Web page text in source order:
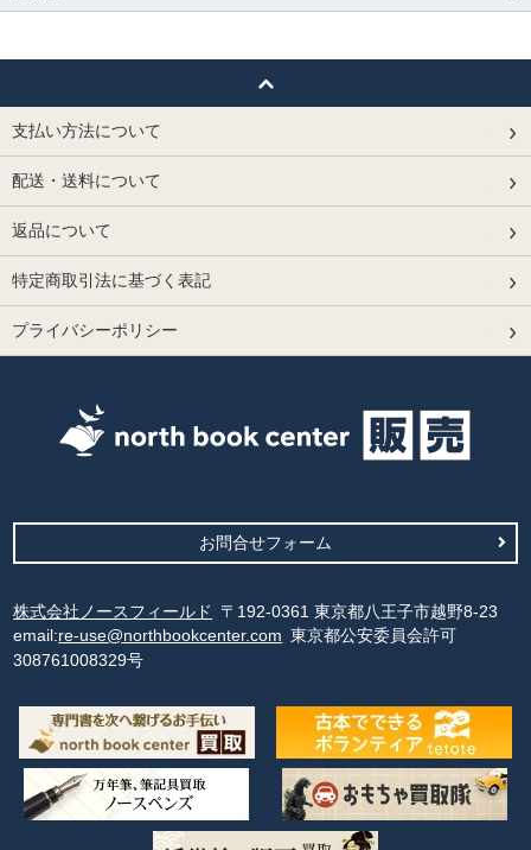
支払い方法について
配送・送料について
返品について
特定商取引法に基づく表記
プライバシーポリシー
お問合せフォーム
株式会社ノースフィールド
〒192-0361 東京都八王子市越野8-23
email:re-use@northbookcenter.com 東京都公安委員会許可
308761008329号